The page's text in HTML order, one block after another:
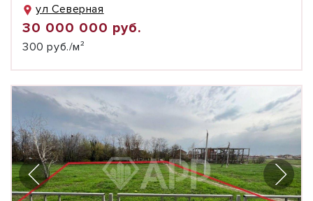
ул Северная
30 000 000 руб.
300 руб./м²